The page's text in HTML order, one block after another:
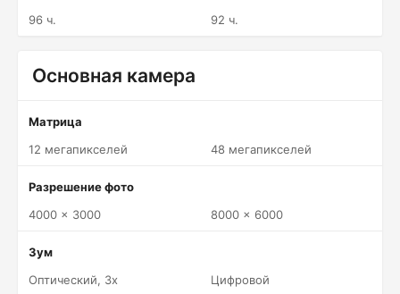
96 ч.
92 ч.
Основная камера
Матрица
12 мегапикселей
48 мегапикселей
Разрешение фото
4000 x 3000
8000 x 6000
Зум
Оптический, 3x
Цифровой